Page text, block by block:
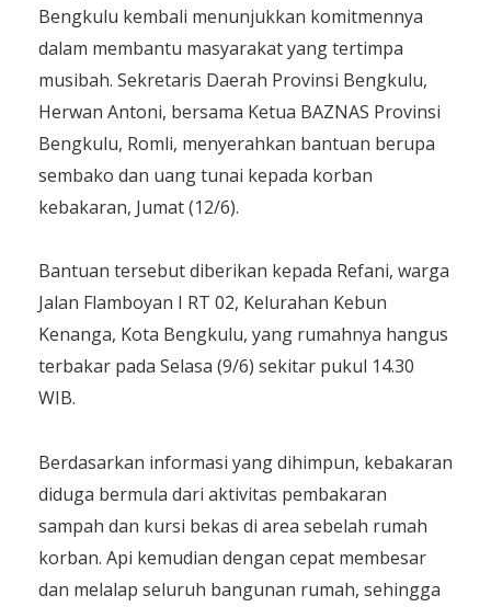
Bengkulu kembali menunjukkan komitmennya
dalam membantu masyarakat yang tertimpa
musibah. Sekretaris Daerah Provinsi Bengkulu,
Herwan Antoni, bersama Ketua BAZNAS Provinsi
Bengkulu, Romli, menyerahkan bantuan berupa
sembako dan uang tunai kepada korban
kebakaran, Jumat (12/6).
Bantuan tersebut diberikan kepada Refani, warga
Jalan Flamboyan I RT 02, Kelurahan Kebun
Kenanga, Kota Bengkulu, yang rumahnya hangus
terbakar pada Selasa (9/6) sekitar pukul 14.30
WIB.
Berdasarkan informasi yang dihimpun, kebakaran
diduga bermula dari aktivitas pembakaran
sampah dan kursi bekas di area sebelah rumah
korban. Api kemudian dengan cepat membesar
dan melalap seluruh bangunan rumah, sehingga